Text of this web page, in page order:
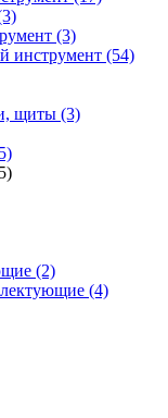
(3)
инструмент (54)
щиты (3)
(2)
(4)